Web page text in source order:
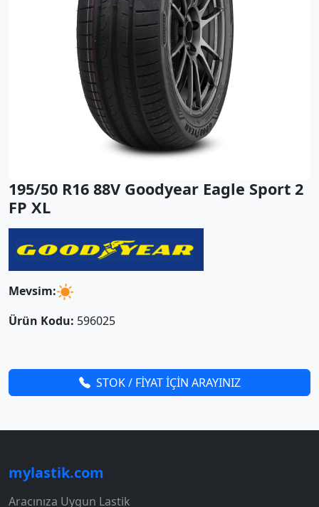
195/50 R16 88V Goodyear Eagle Sport 2
FP XL
Mevsim:
Ürün Kodu: 596025
STOK / FİYAT İÇİN ARAYINIZ
mylastik.com
Aracınıza Uygun Lastik